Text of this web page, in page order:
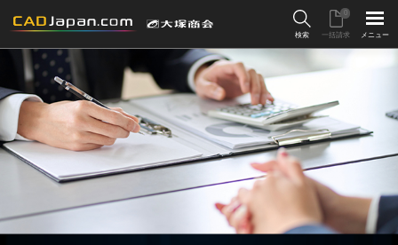
検索 一括請求
0
メニュー